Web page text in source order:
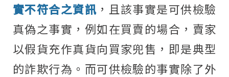
實不符合之資訊 ，且該事實是可供檢驗
真偽之事實，例如在買賣的場合，賣家
以假貨充作真貨向買家兜售，即是典型
的詐欺行為。而可供檢驗的事實除了外